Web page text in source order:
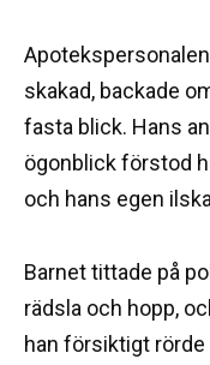
skakad, backade
fasta blick. Hans
ögonblick förstod
och hans egen
Barnet tittade på
rädsla och hopp,
han försiktigt